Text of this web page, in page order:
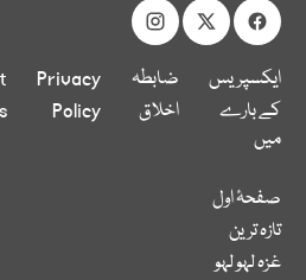
ایکسپریس
کے بارے
میں
ضابطہ
اخلاق
Privacy
Policy
صفحۂ اول
تازہ ترین
غزہ لہو لہو